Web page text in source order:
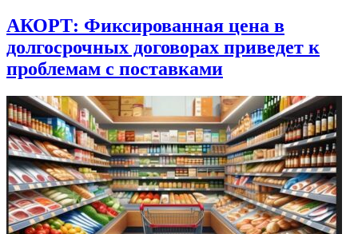
АКОРТ: Фиксированная цена в
долгосрочных договорах приведет к
проблемам с поставками